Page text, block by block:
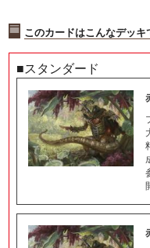
このカードはこんなデッキ
■スタンダード